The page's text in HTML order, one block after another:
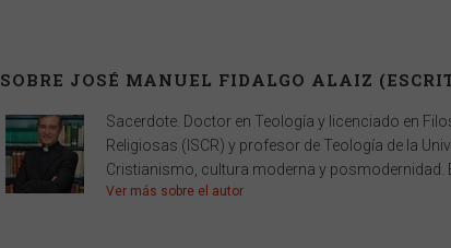
SOBRE JOSÉ MANUEL FIDALGO ALAIZ
Sacerdote. Doctor en Teología y licenciado en
Religiosas (ISCR) y profesor de Teología de la
Cristianismo, cultura moderna y posmodernidad.
Ver más sobre el autor